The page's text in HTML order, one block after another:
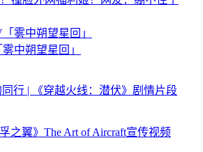
中朔望星回」
行 | 《穿越火线：潜伏》剧情片段
之翼》The Art of Aircraft宣传视频